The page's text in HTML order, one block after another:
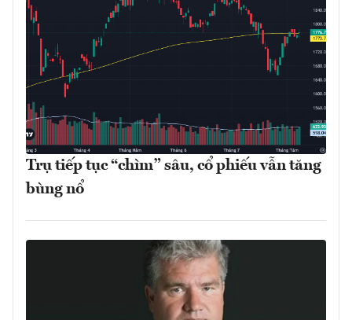
Trụ tiếp tục “chìm” sâu, cổ phiếu vẫn tăng
bùng nổ